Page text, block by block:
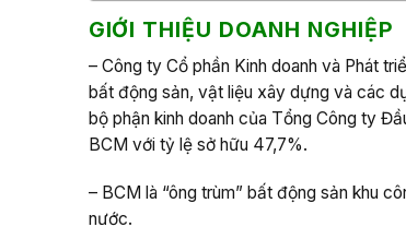
GIỚI THIỆU DOANH NGHIỆP
– Công ty Cổ phần Kinh doanh và Phát
bất động sản, vật liệu xây dựng và các
bộ phận kinh doanh của Tổng Công ty
BCM với tỷ lệ sở hữu 47,7%.
– BCM là “ông trùm” bất động sản khu
nước.